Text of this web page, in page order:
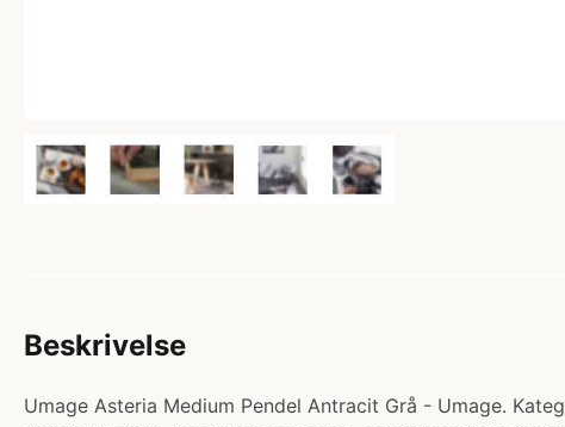
Beskrivelse
Umage Asteria Medium Pendel Antracit Grå - Umage.